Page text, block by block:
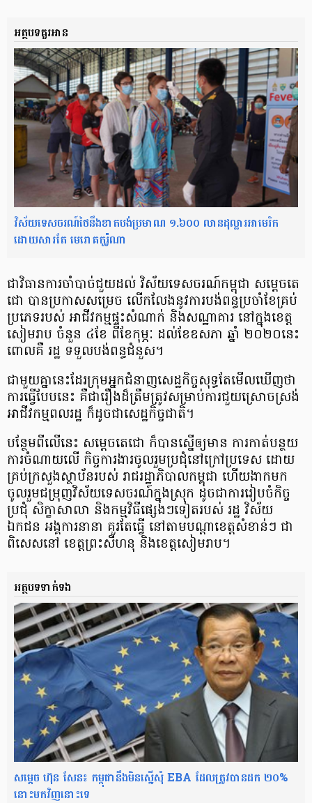
អត្ថបទគួរអាន
វិស័យទេសចរណ៍ថៃនឹងខាតបង់ប្រមាណ ១.៦០០ លានដុល្លារអាមេរិក
ដោយសារតែ មេរោគកូរ៉ូណា
ជា​វិធានការ​ចាំបាច់​ជួយ​ដល់ វិស័យ​ទេសចរណ៍​កម្ពុជា សម្តេច​តេ​
ជោ បាន​ប្រកាស​សម្រេច លើកលែង​នូវ​ការ​បង់ពន្ធ​ប្រចាំខែ​គ្រប់​
ប្រភេទ​របស់ អាជីវកម្ម​ផ្ទះសំណាក់ និង​សណ្ឋាគារ នៅ​ក្នុង​ខេត្ត
សៀមរាប ចំនួន ៤​ខែ ពី​ខែកុម្ភៈ ដល់​ខែឧសភា ឆ្នាំ ២០២០​នេះ
ពោល​គឺ រដ្ឋ ទទួល​បង់ពន្ធ​ជំនួស​។
ជាមួយ​គ្នា​នេះ​ដែរ​ក្រុម​អ្នកជំនាញ​សេដ្ឋកិច្ច​សុទ្ធតែ​មើលឃើញ​ថា
ការ​ធ្វើ​បែប​នេះ គឺជា​រឿង​ដ៏​ត្រឹមត្រូវ​សម្រាប់​ការ​ជួយ​ស្រោចស្រង់​
អាជីវកម្ម​ពលរដ្ឋ ក៏​ដូច​ជា​សេដ្ឋកិច្ចជាតិ​។
បន្ថែម​ពីលើ​នេះ សម្តេច​តេ​ជោ ក៏​បាន​ស្នើ​ឲ្យ​មាន ការ​កាត់​បន្ថយ​
ការ​ចំណាយ​លើ កិច្ច​ការងារ​ចូលរួម​ប្រជុំ​នៅ​ក្រៅប្រទេស ដោយ​
គ្រប់​ក្រសួង​ស្ថាប័ន​របស់ រាជរដ្ឋាភិបាល​កម្ពុជា ហើយ​ងាក​មក​
ចូលរួម​ជម្រុញ​វិស័យ​ទេសចរណ៍​ក្នុងស្រុក ដូច​ជា​ការ​រៀបចំ​កិច្ច
ប្រជុំ សិក្ខាសាលា និង​កម្មវិធី​ផ្សេង​ៗ​ទៀត​របស់ រដ្ឋ វិស័យ​
ឯកជន អង្គការ​នានា គួរតែ​ធ្វើ នៅ​តាម​បណ្តា​ខេត្ត​សំខាន់​ៗ ជា​
ពិសេស​នៅ ខេត្ត​ព្រះ​សីហ​នុ និង​ខេត្តសៀមរាប​។
អត្ថបទទាក់ទង
សម្តេច ហ៊ុន សែន៖ កម្ពុជានឹងមិនស្នើសុំ EBA ដែលត្រូវបានដក ២០%
នោះមកវិញនោះទេ